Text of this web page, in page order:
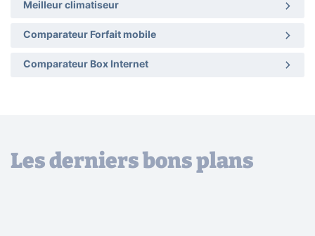
Meilleur climatiseur
Comparateur Forfait mobile
Comparateur Box Internet
Les derniers bons plans